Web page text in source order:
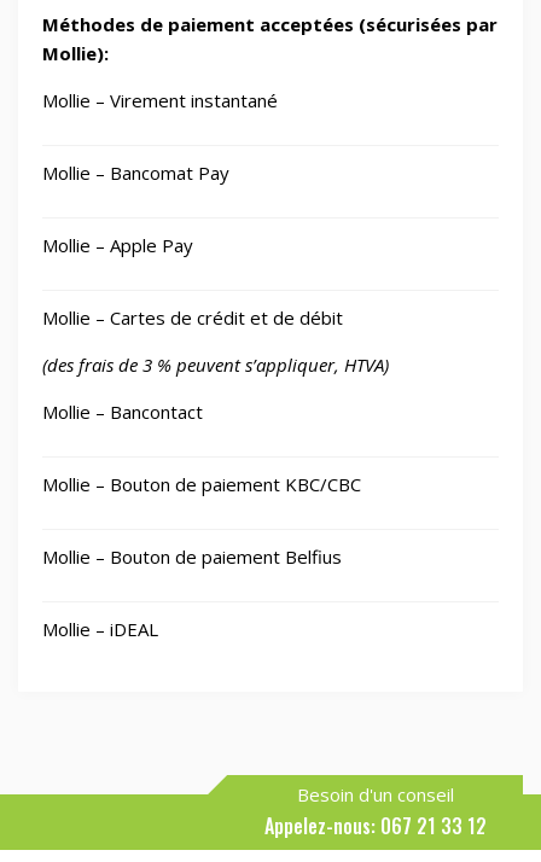
Méthodes de paiement acceptées (sécurisées par
Mollie):
Mollie – Virement instantané
Mollie – Bancomat Pay
Mollie – Apple Pay
Mollie – Cartes de crédit et de débit
(des frais de 3 % peuvent s’appliquer, HTVA)
Mollie – Bancontact
Mollie – Bouton de paiement KBC/CBC
Mollie – Bouton de paiement Belfius
Mollie – iDEAL
Besoin d'un conseil
Appelez-nous: 067 21 33 12